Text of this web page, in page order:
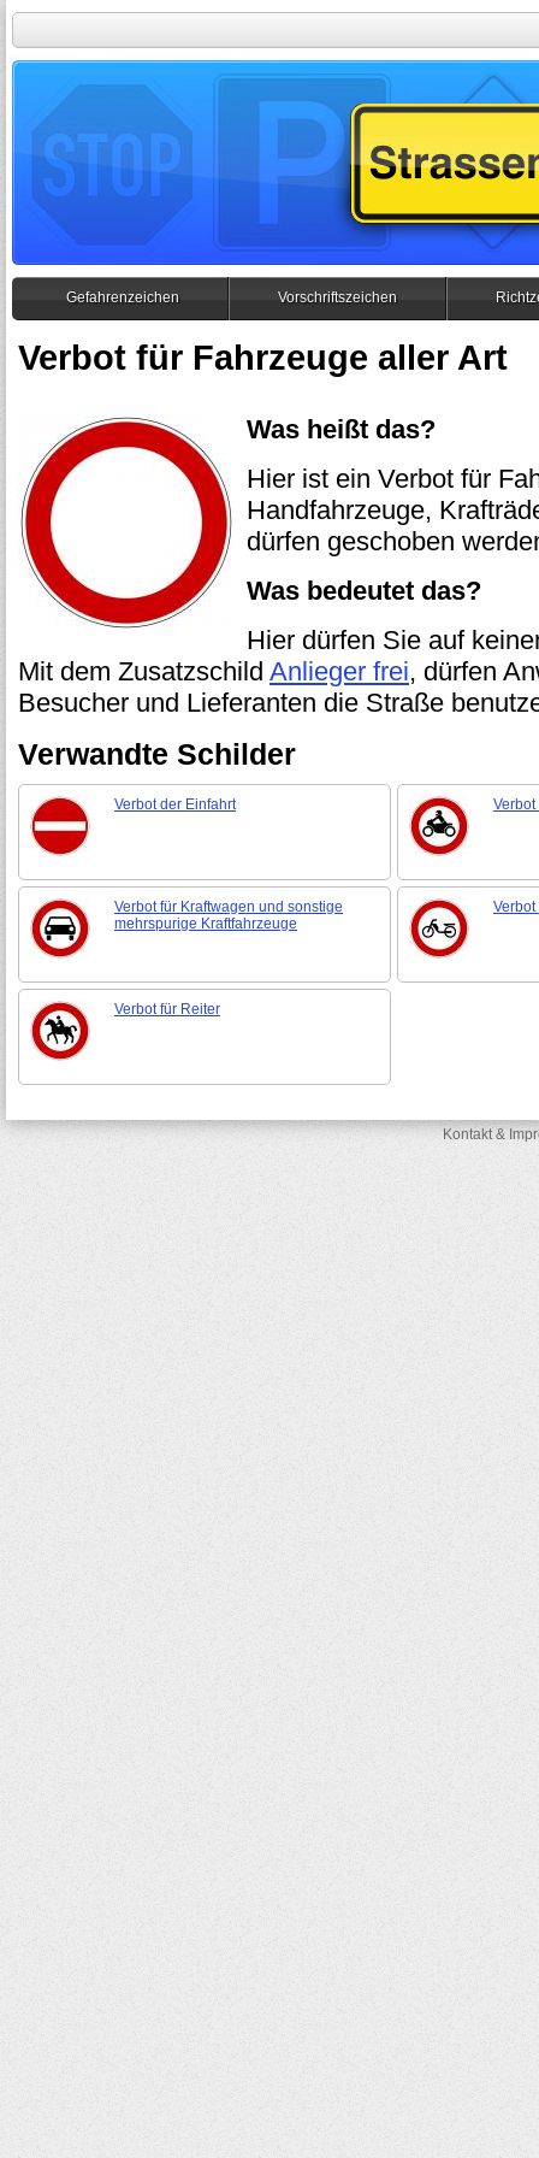
Gefahrenzeichen Vorschriftszeichen
Verbot für Fahrzeuge aller Art
Was heißt das?
Hier ist ein Verbot für
Handfahrzeuge,
dürfen geschoben
Was bedeutet das?
Hier dürfen Sie auf
Mit dem Zusatzschild Anlieger frei, dürfen
Besucher und Lieferanten die Straße
Verwandte Schilder
Verbot der Einfahrt Verbot
Verbot für Kraftwagen und sonstige
mehrspurige Kraftfahrzeuge
Verbot
Verbot für Reiter
Kontakt &